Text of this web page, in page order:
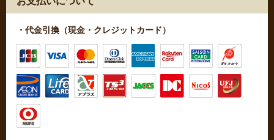
・代金引換（現金・クレジットカード）